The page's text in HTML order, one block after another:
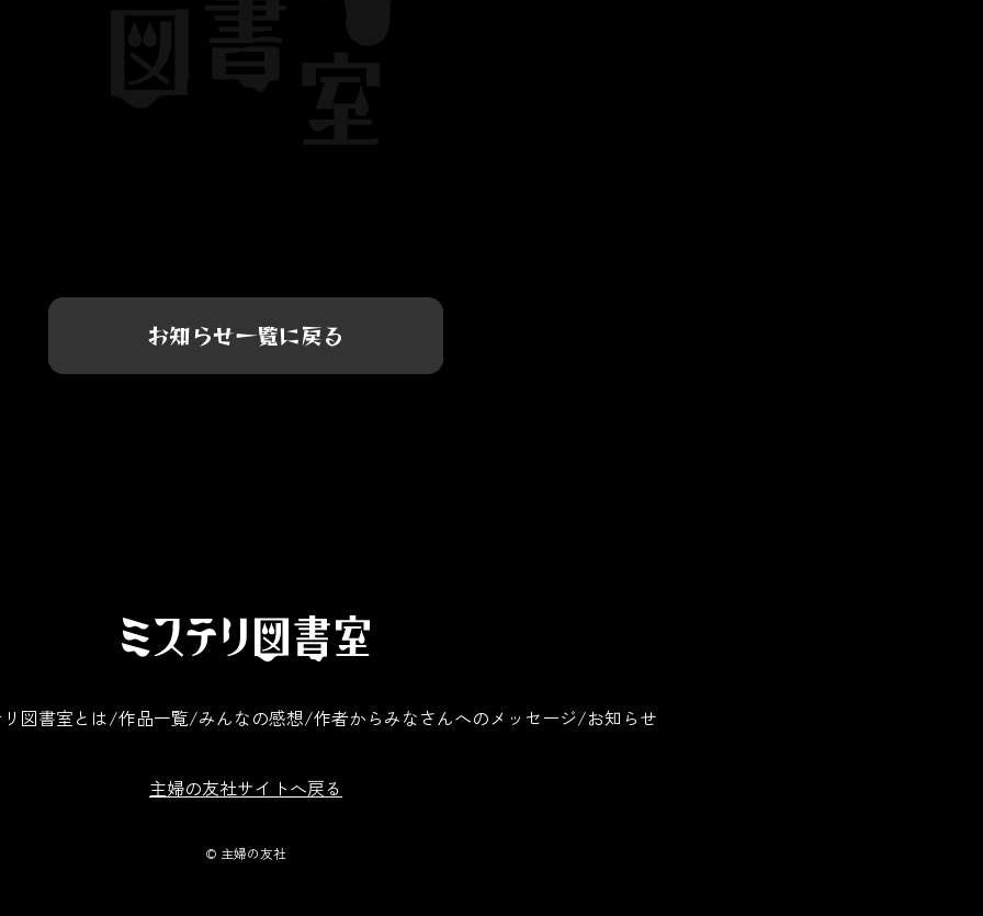
お知らせ一覧に戻る
リ図書室とは 作品一覧 みんなの感想 作者からみなさんへのメッセージ お知らせ
主婦の友社サイトへ戻る
©️ 主婦の友社